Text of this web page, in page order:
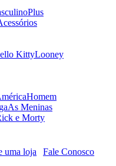
Plus
KittyLooney
Homem
As Meninas
e Morty
uma loja
Fale Conosco